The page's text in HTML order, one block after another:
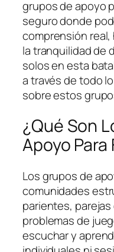
grupos de apoyo
seguro donde
comprensión
la tranquilidad de
solos en esta
a través de todo
sobre estos
¿Qué Son
Apoyo Para
Los grupos de
comunidades
parientes,
problemas de
escuchar y